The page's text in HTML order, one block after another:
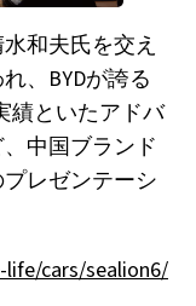
和夫氏を交え
、BYDが誇る
績といたアドバ
中国ブランド
レゼンテーシ
cars/sealion6/